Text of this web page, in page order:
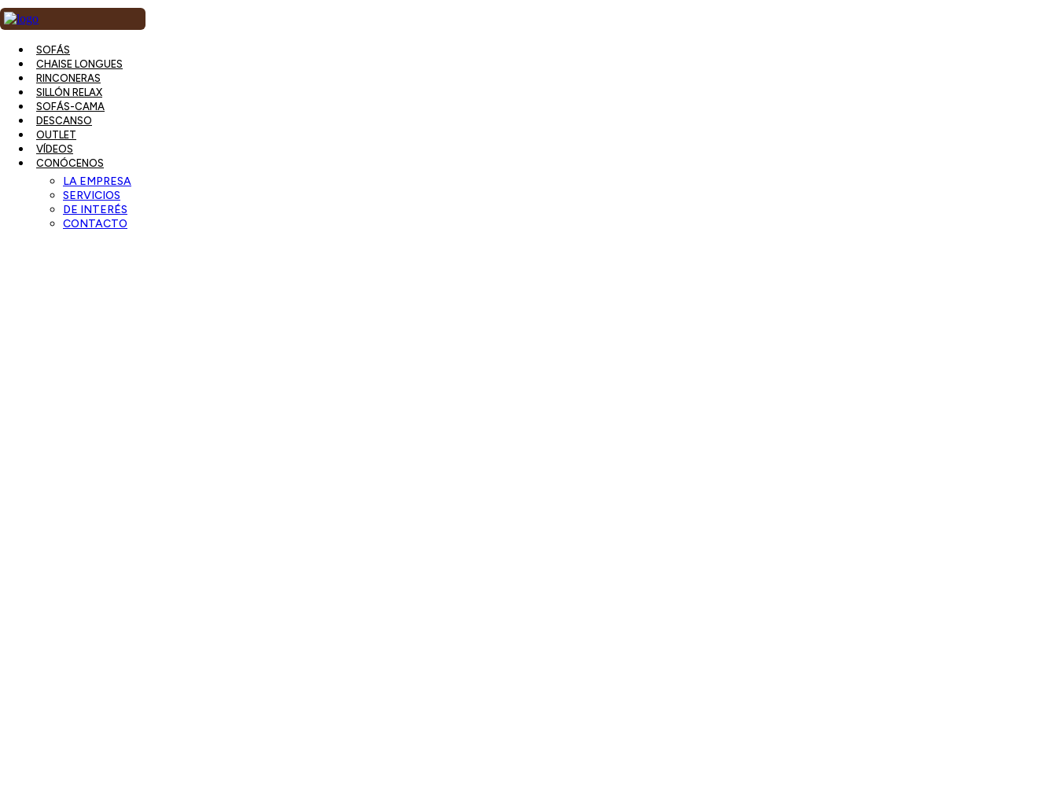
Ir
al
SOFÁS
CHAISE LONGUES
RINCONERAS
SILLÓN RELAX
SOFÁS-CAMA
DESCANSO
OUTLET
VÍDEOS
CONÓCENOS
LA EMPRESA
SERVICIOS
DE INTERÉS
CONTACTO